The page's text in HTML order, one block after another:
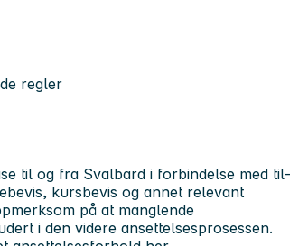
regler
til og fra Svalbard i forbindelse med til-
kursbevis og annet relevant
på at manglende
i den videre ansettelsesprosessen.